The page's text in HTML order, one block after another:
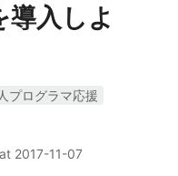
導入しよ
プログラマ応援
2017-11-07